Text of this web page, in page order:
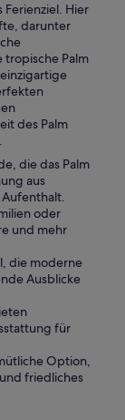
Ferienziel. Hier
darunter
tropische Palm
des Palm
die das Palm
aus
oder
und mehr
die moderne
Ausblicke
für
Option,
friedliches